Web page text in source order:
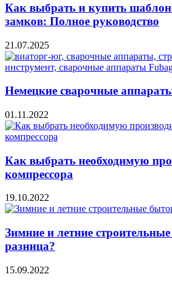
Как выбрать и купить шаблон
замков: Полное руководство
21.07.2025
Немецкие сварочные
01.11.2022
Как выбрать необходимую
компрессора
19.10.2022
Зимние и летние
разница?
15.09.2022